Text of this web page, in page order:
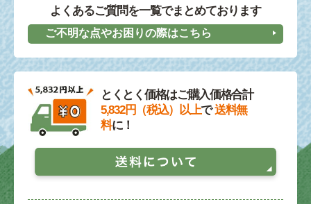
よくあるご質問を一覧でまとめております
ご不明な点やお困りの際はこちら
とくとく価格はご購入価格合計
5,832円（税込）以上で送料無
料に！